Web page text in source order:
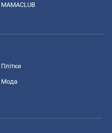
MAMACLUB
Плітки
Мода